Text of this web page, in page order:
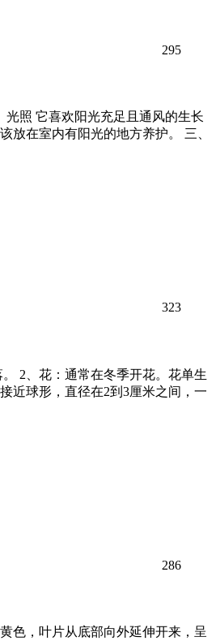
295
照 它喜欢阳光充足且通风的生长
放在室内有阳光的地方养护。 三、
323
2、花：通常在冬季开花。花单生
近球形，直径在2到3厘米之间，一
286
色，叶片从底部向外延伸开来，呈